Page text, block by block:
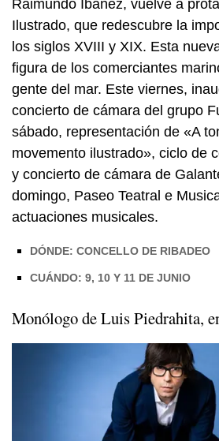
Raimundo Ibáñez, vuelve a
Ilustrado, que redescubre la
los siglos XVIII y XIX. Esta
figura de los comerciantes
gente del mar. Este viernes,
concierto de cámara del grupo
sábado, representación de «A
movemento ilustrado», ciclo de
y concierto de cámara de
domingo, Paseo Teatral e
actuaciones musicales.
DÓNDE: CONCELLO DE RIBADEO
CUÁNDO: 9, 10 Y 11 DE JUNIO
Monólogo de Luis Piedrahita,